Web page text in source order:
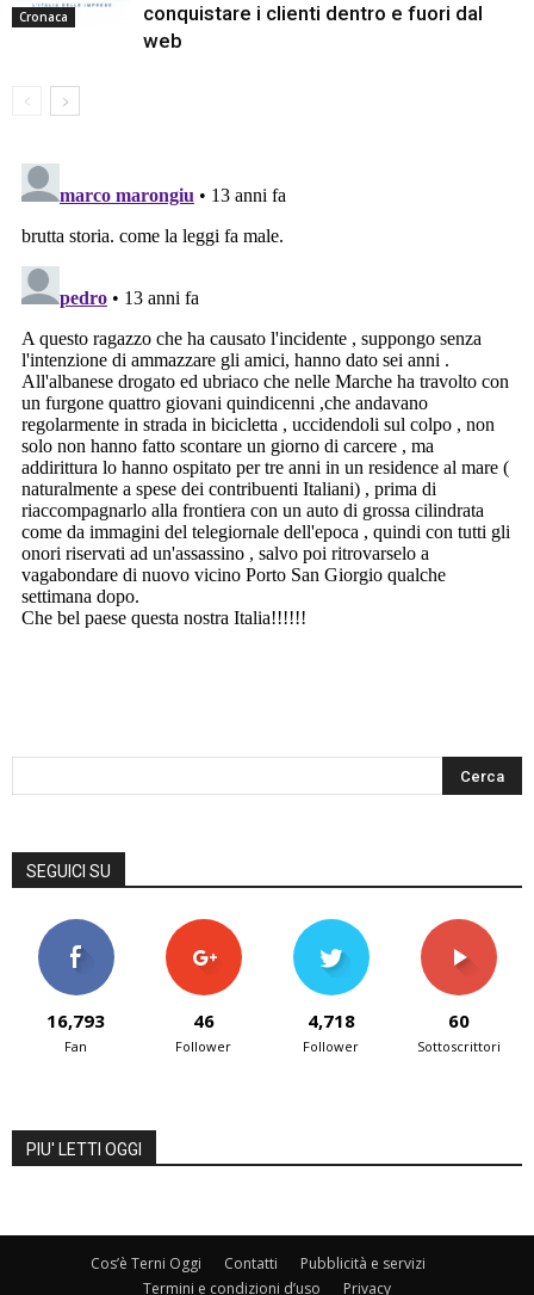
Cronaca
conquistare i clienti dentro e fuori dal
web
SEGUICI SU
16,793
Fan
46
Follower
4,718
Follower
60
Sottoscrittori
PIU' LETTI OGGI
Cos’è Terni Oggi Contatti
Pubblicità e servizi
Termini e condizioni d’uso
Privacy